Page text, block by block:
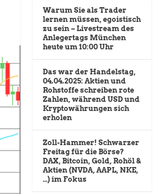
Warum Sie als Trader
lernen müssen, egoistisch
zu sein – Livestream des
Anlegertags München
heute um 10:00 Uhr
Das war der Handelstag,
04.04.2025: Aktien und
Rohstoffe schreiben rote
Zahlen, während USD und
Kryptowährungen sich
erholen
Zoll-Hammer! Schwarzer
Freitag für die Börse?
DAX, Bitcoin, Gold, Rohöl &
Aktien (NVDA, AAPL, NKE,
…) im Fokus